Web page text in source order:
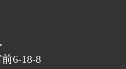
6-18-8